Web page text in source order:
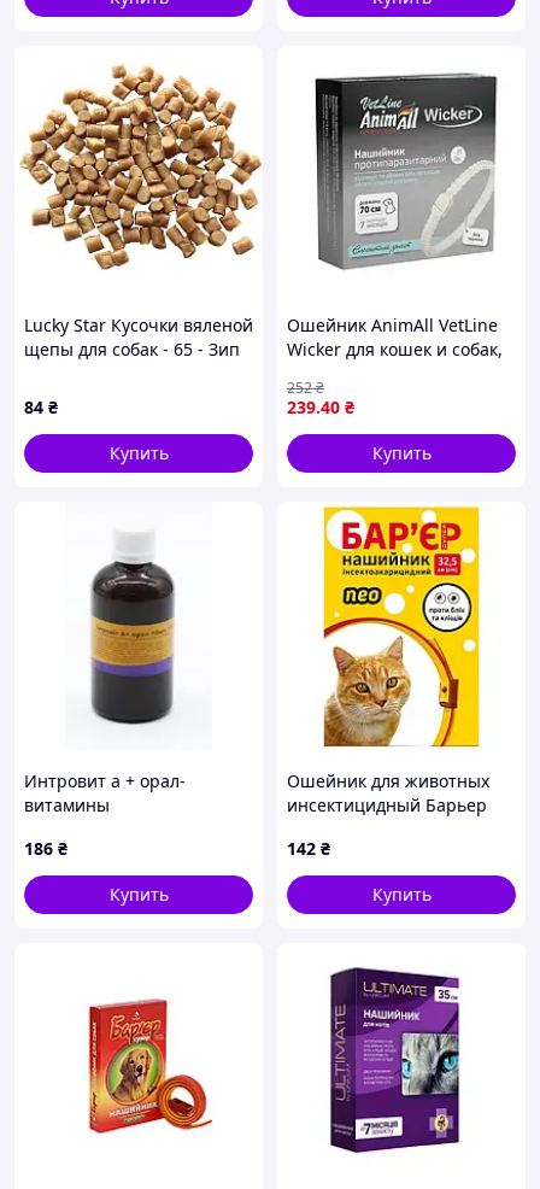
Lucky Star Кусочки вяленой
щепы для собак - 65 - Зип
возраста -
84 ₴
Купить
Ошейник AnimAll VetLine
Wicker для кошек и собак,
белая жемчужина, 70 см
239.40 ₴
252₴
Купить
Интровит а + орал-
витамины
нормализации обмена
веществ 100мл
186 ₴
Купить
Ошейник для животных
инсектицидный Барьер
32,5 см
142 ₴
Купить